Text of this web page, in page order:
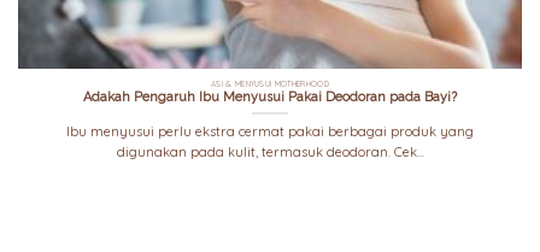
ASI & MENYUSUI MOTHERHOOD
Adakah Pengaruh Ibu Menyusui Pakai Deodoran pada Bayi?
Ibu menyusui perlu ekstra cermat pakai berbagai produk yang
digunakan pada kulit, termasuk deodoran. Cek...